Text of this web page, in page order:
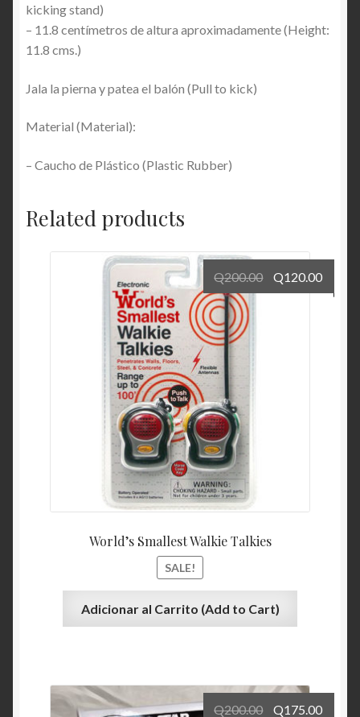
kicking stand)
– 11.8 centímetros de altura aproximadamente (Height:
11.8 cms.)
Jala la pierna y patea el balón (Pull to kick)
Material (Material):
– Caucho de Plástico (Plastic Rubber)
Related products
World’s Smallest Walkie Talkies
SALE!
Q200.00 Q120.00
Adicionar al Carrito (Add to Cart)
Q200.00 Q175.00